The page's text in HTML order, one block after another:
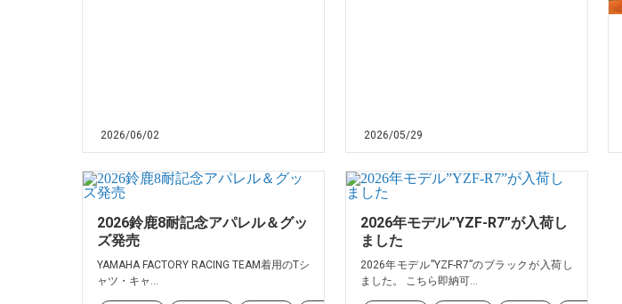
2026/06/02 2026/05/29
2026鈴鹿8耐記念アパレル＆グッ
ズ発売
YAMAHA FACTORY RACING TEAM着用のTシ
ャツ・キャ...
2026年モデル”YZF-R7”が入荷し
ました
2026年モデル”YZF-R7”のブラックが入荷し
ました。 こちら即納可...